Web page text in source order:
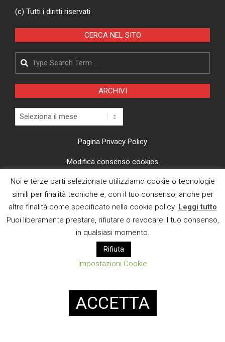
(c) Tutti i diritti riservati
CERCA NEL SITO
Search
ARCHIVI
Archivi
Pagina Privacy Policy
Modifica consenso cookies
CI TROVI ANCHE SU
E MAIL
Designed usingMagazine News Byte. Powered by
Noi e terze parti selezionate utilizziamo cookie o tecnologie
simili per finalità tecniche e, con il tuo consenso, anche per
altre finalità come specificato nella cookie policy. Leggi tutto
Puoi liberamente prestare, rifiutare o revocare il tuo consenso,
in qualsiasi momento.
Rifiuta
Impostazioni Cookie
ACCETTA